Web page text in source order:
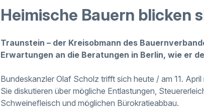
Heimische Bauern blicken
Traunstein – der Kreisobmann des
Erwartungen an die Beratungen in Berlin, wie er
Bundeskanzler Olaf Scholz trifft sich heute / am 11.
Sie diskutieren über mögliche Entlastungen,
Schweinefleisch und möglichen Bürokratieabbau.